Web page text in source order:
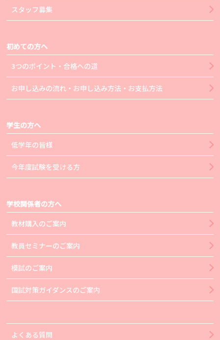
スタッフ募集
初めての方へ
3つのポイント・合格への道
お申し込みの流れ・お申し込み方法・お支払方法
学生の方へ
低学年の皆様
今年度試験を受ける方
学校関係者の方へ
教材購入のご案内
教員セミナーのご案内
模試のご案内
国試対策ガイダンスのご案内
よくある質問